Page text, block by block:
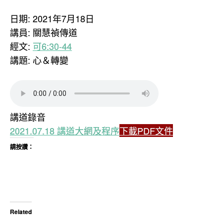
日期: 2021年7月18日
講員: 關慧禎傳道
經文: 可6:30-44
講題: 心＆轉變
講道錄音
2021.07.18 講道大網及程序下載PDF文件
請按讚：
Related